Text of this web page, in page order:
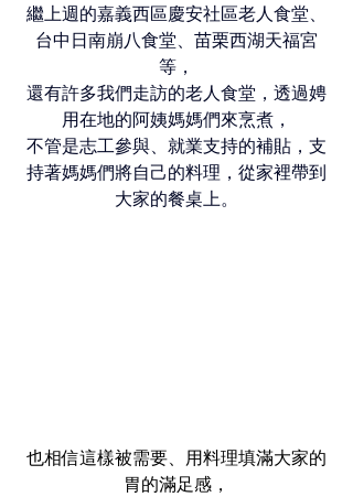
繼上週的嘉義西區慶安社區老人食堂、
台中日南崩八食堂、苗栗西湖天福宮
等，
還有許多我們走訪的老人食堂，透過娉
用在地的阿姨媽媽們來烹煮，
不管是志工參與、就業支持的補貼，支
持著媽媽們將自己的料理，從家裡帶到
大家的餐桌上。
也相信這樣被需要、用料理填滿大家的
胃的滿足感，